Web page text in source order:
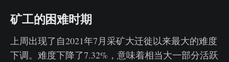
矿工的困难时期
上周出现了自2021年7月采矿大迁徙以来最大的难度
下调。难度下降了7.32%，意味着相当大一部分活跃